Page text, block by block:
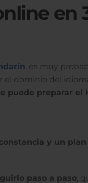
en
, es muy
el dominio del
puede preparar el
y un
paso a paso,